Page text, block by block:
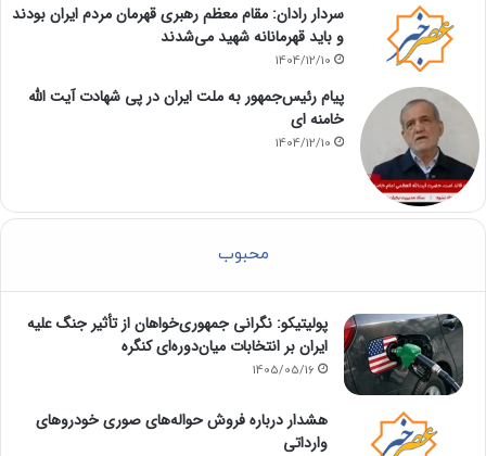
سردار رادان: مقام معظم رهبری قهرمان مردم ایران بودند
و باید قهرمانانه شهید می‌شدند
1404/12/10
پیام رئیس‌جمهور به ملت ایران در پی شهادت آیت الله
خامنه ای
1404/12/10
محبوب
پولیتیکو: نگرانی جمهوری‌خواهان از تأثیر جنگ علیه
ایران بر انتخابات میان‌دوره‌ای کنگره
1405/05/16
هشدار درباره فروش حواله‌های صوری خودروهای
وارداتی